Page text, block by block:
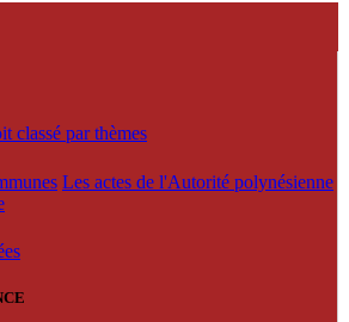
classé par thèmes
Les actes de l'Autorité polynésienne